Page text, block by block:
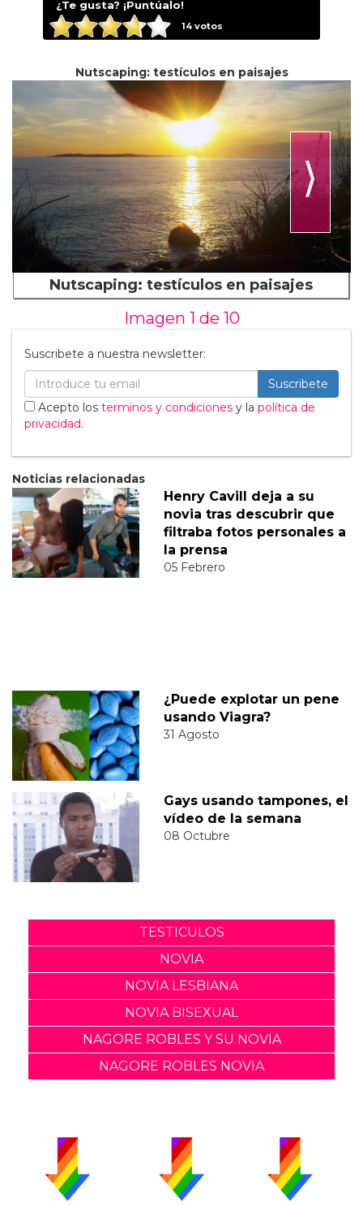
¿Te gusta? ¡Puntúalo!
14votos
Nutscaping: testículos en paisajes
⟩
Nutscaping: testículos en paisajes
Imagen 1 de 10
Suscribete a nuestra newsletter:
Suscribete
Acepto los terminos y condiciones y la política de
privacidad.
Noticias relacionadas
Henry Cavill deja a su
novia tras descubrir que
filtraba fotos personales a
la prensa
05 Febrero
¿Puede explotar un pene
usando Viagra?
31 Agosto
Gays usando tampones, el
vídeo de la semana
08 Octubre
TESTICULOS
NOVIA
NOVIA LESBIANA
NOVIA BISEXUAL
NAGORE ROBLES Y SU NOVIA
NAGORE ROBLES NOVIA